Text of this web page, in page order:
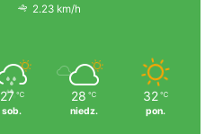
2.23 km/h
27 ℃
sob.
28 ℃
niedz.
32 ℃
pon.